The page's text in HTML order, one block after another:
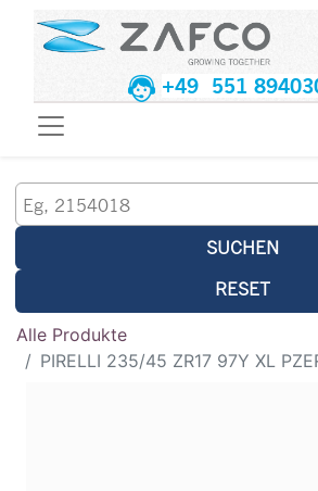
+49 551
SUCHEN
RESET
Alle Produkte
PIRELLI 235/45 ZR17 97Y XL